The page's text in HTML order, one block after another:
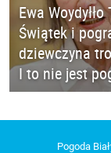
Ewa
Świątek i
dziewczyna
I to nie jest
Pogoda